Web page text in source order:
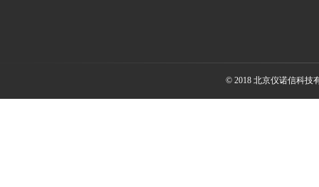
© 2018 北京仪诺信科技